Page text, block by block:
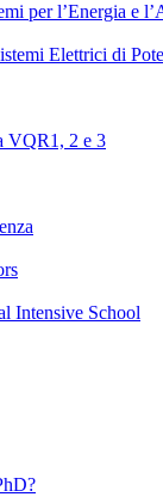
per l’Energia e
Elettrici di
VQR1, 2 e 3
Intensive School